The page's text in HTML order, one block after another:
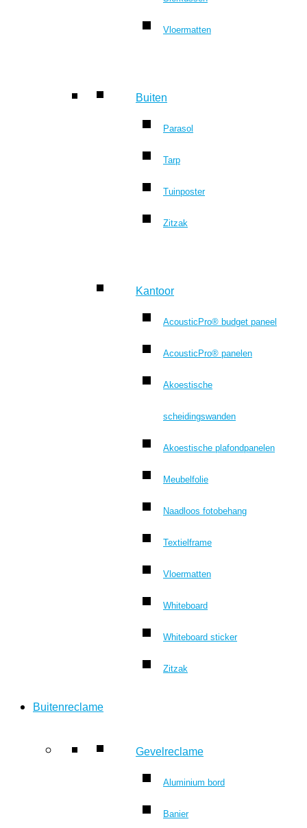
Vloermatten
Buiten
Parasol
Tarp
Tuinposter
Zitzak
Kantoor
AcousticPro® budget paneel
AcousticPro® panelen
Akoestische
scheidingswanden
Akoestische plafondpanelen
Meubelfolie
Naadloos fotobehang
Textielframe
Vloermatten
Whiteboard
Whiteboard sticker
Zitzak
Buitenreclame
Gevelreclame
Aluminium bord
Banier